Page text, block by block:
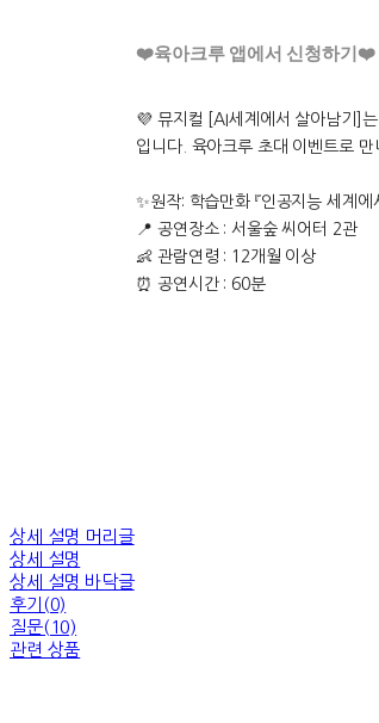
❤️육아크루 앱에서 신청하기❤️
💜 뮤지컬 [AI세계에서 살아남기]
입니다. 육아크루 초대 이벤트로 만
✨원작: 학습만화 『인공지능 세계에
📍 공연장소 : 서울숲 씨어터 2관
👶 관람연령 : 12개월 이상
⏰ 공연시간 : 60분
상세 설명 머리글
상세 설명
상세 설명 바닥글
후기(0)
질문(10)
관련 상품